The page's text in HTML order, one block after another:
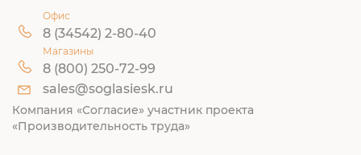
Офис
8 (34542) 2-80-40
Магазины
8 (800) 250-72-99
sales@soglasiesk.ru
Компания «Согласие» участник проекта
«Производительность труда»